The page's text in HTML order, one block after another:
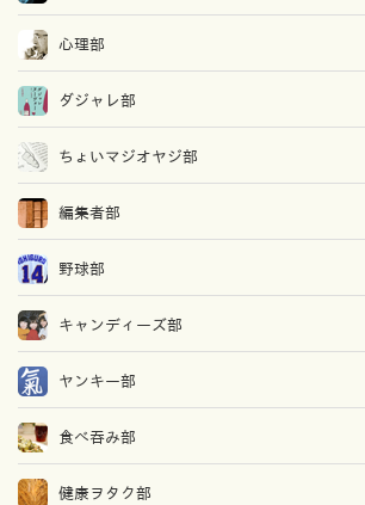
心理部
ダジャレ部
ちょいマジオヤジ部
編集者部
野球部
キャンディーズ部
ヤンキー部
食べ吞み部
健康ヲタク部